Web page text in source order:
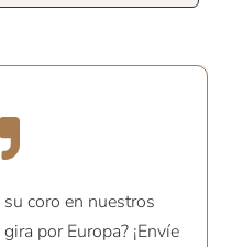
coro en nuestros
por Europa? ¡Envíe